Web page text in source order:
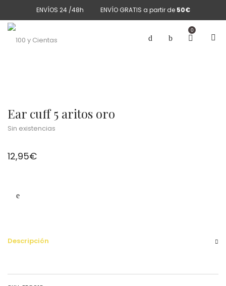
ENVÍOS 24 /48h ENVÍO GRATIS a partir de 50€
0
Ear cuff 5 aritos oro
Sin existencias
12,95€
Descripción